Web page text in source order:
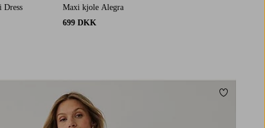
Tilføj til
Dress
Maxi kjole Alegra
699 DKK